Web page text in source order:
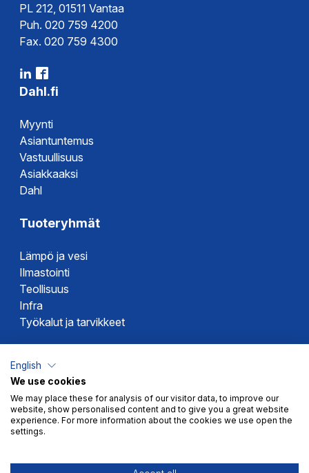
Rakennekuva
Asennusohje
Asennusohje
Hyväksynnät
Tyyppihyväksyntä
PL 212, 01511 Vantaa
Puh. 020 759 4200
Fax. 020 759 4300
Dahl.fi
Myynti
Asiantuntemus
Vastuullisuus
Asiakkaaksi
Dahl
Tuoteryhmät
Lämpö ja vesi
Ilmastointi
Teollisuus
Infra
Työkalut ja tarvikkeet
Altech
Alterna
Novipro
Votec
English
We use cookies
We may place these for analysis of our visitor data, to improve our
website, show personalised content and to give you a great website
experience. For more information about the cookies we use open the
settings.